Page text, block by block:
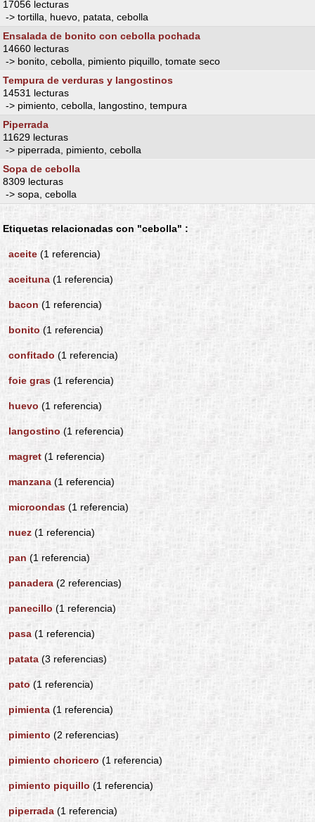
17056 lecturas
-> tortilla, huevo, patata, cebolla
Ensalada de bonito con cebolla pochada
14660 lecturas
-> bonito, cebolla, pimiento piquillo, tomate seco
Tempura de verduras y langostinos
14531 lecturas
-> pimiento, cebolla, langostino, tempura
Piperrada
11629 lecturas
-> piperrada, pimiento, cebolla
Sopa de cebolla
8309 lecturas
-> sopa, cebolla
Etiquetas relacionadas con "cebolla" :
aceite (1 referencia)
aceituna (1 referencia)
bacon (1 referencia)
bonito (1 referencia)
confitado (1 referencia)
foie gras (1 referencia)
huevo (1 referencia)
langostino (1 referencia)
magret (1 referencia)
manzana (1 referencia)
microondas (1 referencia)
nuez (1 referencia)
pan (1 referencia)
panadera (2 referencias)
panecillo (1 referencia)
pasa (1 referencia)
patata (3 referencias)
pato (1 referencia)
pimienta (1 referencia)
pimiento (2 referencias)
pimiento choricero (1 referencia)
pimiento piquillo (1 referencia)
piperrada (1 referencia)